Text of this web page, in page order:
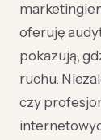
oferuję
pokazują,
ruchu.
czy